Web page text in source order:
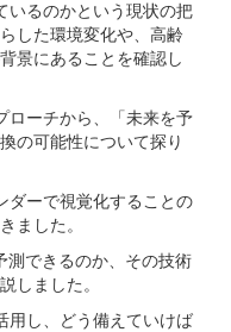
いるのかという現状の把
した環境変化や、⾼齢
景にあることを確認し
ローチから、「未来を予
の可能性について探り
ダーで視覚化することの
ました。
測できるのか、その技術
しました。
⽤し、どう備えていけば